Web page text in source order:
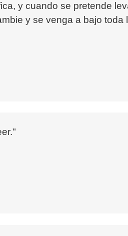
y cuando se pretende
y se venga a bajo toda